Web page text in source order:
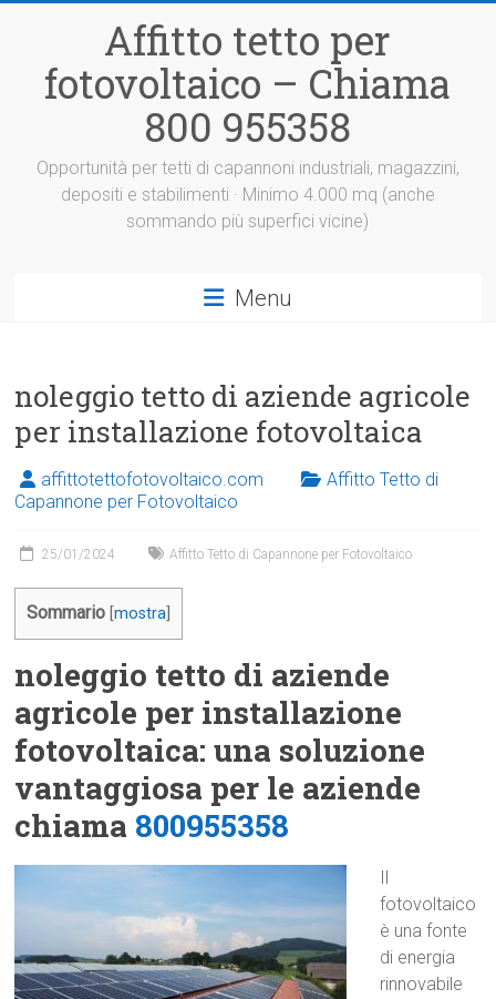
Affitto tetto per
fotovoltaico – Chiama
800 955358
Opportunità per tetti di capannoni industriali, magazzini,
depositi e stabilimenti · Minimo 4.000 mq (anche
sommando più superfici vicine)
Menu
noleggio tetto di aziende agricole
per installazione fotovoltaica
affittotettofotovoltaico.com
Affitto Tetto di
Capannone per Fotovoltaico
25/01/2024 Affitto Tetto di Capannone per Fotovoltaico
Sommario [mostra
noleggio tetto di aziende
agricole per installazione
fotovoltaica: una soluzione
vantaggiosa per le aziende
chiama 800955358
fotovoltaico
è una fonte
di energia
rinnovabile